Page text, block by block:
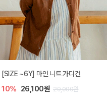
밀라 아기 셋업
20% 35,200원 44,000원